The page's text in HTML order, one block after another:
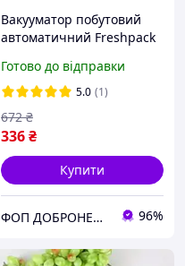
Вакууматор побутовий
автоматичний Freshpack
пакувальна машина для
кухні HQ-29
Готово до відправки
5.0 (1)
336₴
672 ₴
Купити
ФОП ДОБРОНЕЦЬКА С.М. 96%